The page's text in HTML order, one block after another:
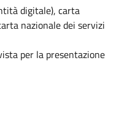
digitale), carta
nazionale dei servizi
per la presentazione